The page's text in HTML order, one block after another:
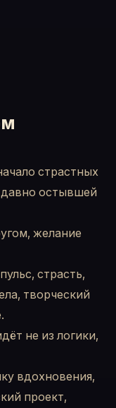
страстных
остывшей
желание
страсть,
творческий
не из логики,
вдохновения,
проект,